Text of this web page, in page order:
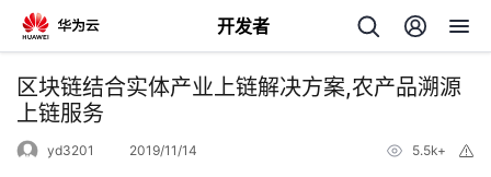
开发者
返
回
区块链结合实体产业上链解决方案,农产品溯源
上链服务
yd3201 2019/11/14 5.5k+